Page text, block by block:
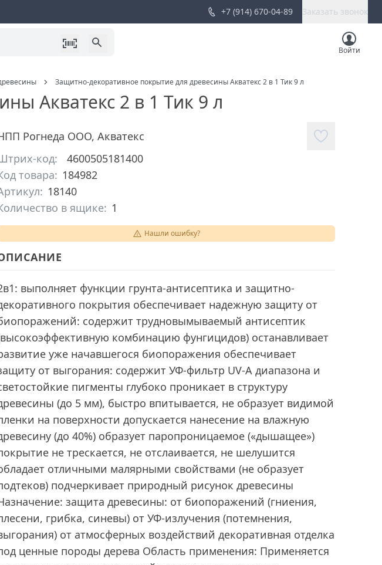
+7 (914) 670-04-89 Заказать звонок
Войти
Защитно-декоративное покрытие для древесины Акватекс 2 в 1 Тик 9 л
Акватекс 2 в 1 Тик 9 л
Рогнеда ООО, Акватекс
код:
4600505181400
товара: 184982
18140
в ящике: 1
Нашли ошибку?
выполняет функции грунта-антисептика и защитно-
покрытия обеспечивает надежную защиту от
содержит трудновымываемый антисептик
комбинацию фунгицидов) останавливает
уже начавшегося биопоражения обеспечивает
от выгорания: содержит УФ-фильтр UV-A диапазона и
пигменты глубоко проникает в структуру
(до 5 мм), быстро впитывается, не образует видимой
на поверхности допускается нанесение на влажную
(до 40%) образует паропроницаемое («дышащее»)
не трескается, не отслаивается, не шелушится
отличными малярными свойствами (не образует
подчеркивает природный рисунок древесины
защита древесины: от биопоражений (гниения,
грибка, синевы) от УФ-излучения (потемнения,
от атмосферных воздействий декоративная отделка
ценные породы дерева Область применения: Применяется